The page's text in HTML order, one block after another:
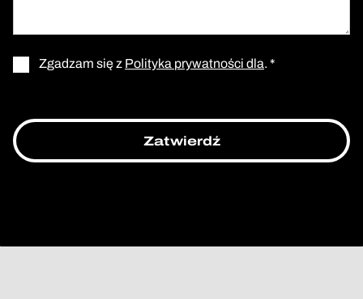
Zgadzam się z Polityka prywatności dla. *